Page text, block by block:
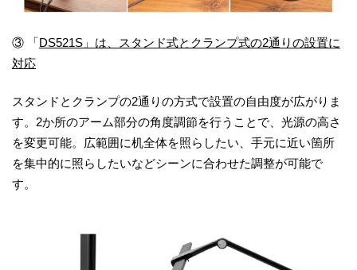
③ 「DS521S」は、スタンド式とクランプ式の2通りの設置に
対応
スタンドとクランプの2通りの方式で設置の自由度が広がりま
す。2か所のアーム部分の角度調節を行うことで、光源の高さ
を変更可能。広範囲に机全体を照らしたい、手元に近い箇所
を集中的に照らしたいなどシーンに合わせた調整が可能で
す。